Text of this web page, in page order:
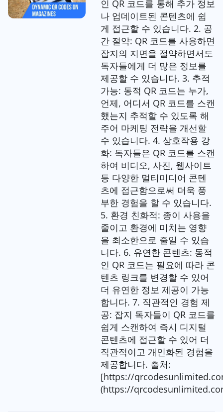
인 QR 코드를 통해 추가 정보
나 업데이트된 콘텐츠에 쉽
게 접근할 수 있습니다. 2. 공
간 절약: QR 코드를 사용하면
잡지의 지면을 절약하면서도
독자들에게 더 많은 정보를
제공할 수 있습니다. 3. 추적
가능: 동적 QR 코드는 누가,
언제, 어디서 QR 코드를 스캔
했는지 추적할 수 있도록 해
주어 마케팅 전략을 개선할
수 있습니다. 4. 상호작용 강
화: 독자들은 QR 코드를 스캔
하여 비디오, 사진, 웹사이트
등 다양한 멀티미디어 콘텐
츠에 접근함으로써 더욱 풍
부한 경험을 할 수 있습니다.
5. 환경 친화적: 종이 사용을
줄이고 환경에 미치는 영향
을 최소한으로 줄일 수 있습
니다. 6. 유연한 콘텐츠: 동적
인 QR 코드는 필요에 따라 콘
텐츠 링크를 변경할 수 있어
더 유연한 정보 제공이 가능
합니다. 7. 직관적인 경험 제
공: 잡지 독자들이 QR 코드를
쉽게 스캔하여 즉시 디지털
콘텐츠에 접근할 수 있어 더
직관적이고 개인화된 경험을
제공합니다. 출처:
[https://
(https://